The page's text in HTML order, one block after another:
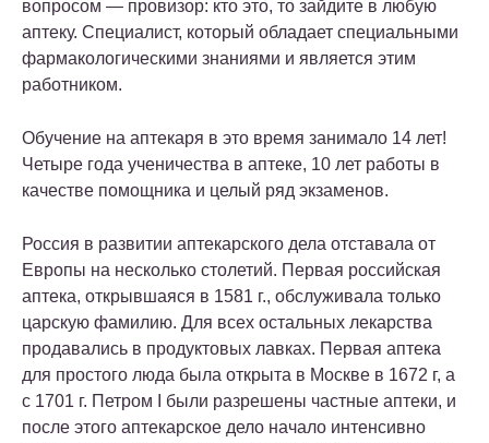
вопросом — провизор: кто это, то зайдите в любую
аптеку. Специалист, который обладает специальными
фармакологическими знаниями и является этим
работником.
Обучение на аптекаря в это время занимало 14 лет!
Четыре года ученичества в аптеке, 10 лет работы в
качестве помощника и целый ряд экзаменов.
Россия в развитии аптекарского дела отставала от
Европы на несколько столетий. Первая российская
аптека, открывшаяся в 1581 г., обслуживала только
царскую фамилию. Для всех остальных лекарства
продавались в продуктовых лавках. Первая аптека
для простого люда была открыта в Москве в 1672 г, а
с 1701 г. Петром I были разрешены частные аптеки, и
после этого аптекарское дело начало интенсивно